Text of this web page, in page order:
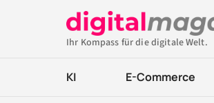
Ihr Kompass für die digitale Welt.
KI E-Commerce